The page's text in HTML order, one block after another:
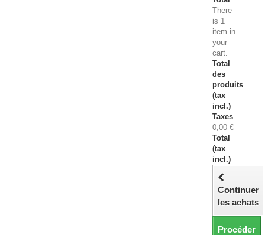
There
is 1
item in
your
cart.
Total
des
produits
(tax
incl.)
Taxes
0,00 €
Total
(tax
incl.)
Continuer
les achats
Procéder